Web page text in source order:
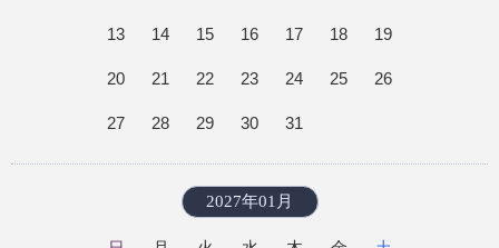
13 14 15 16 17 18 19
20 21 22 23 24 25 26
27 28 29 30 31
2027年01月